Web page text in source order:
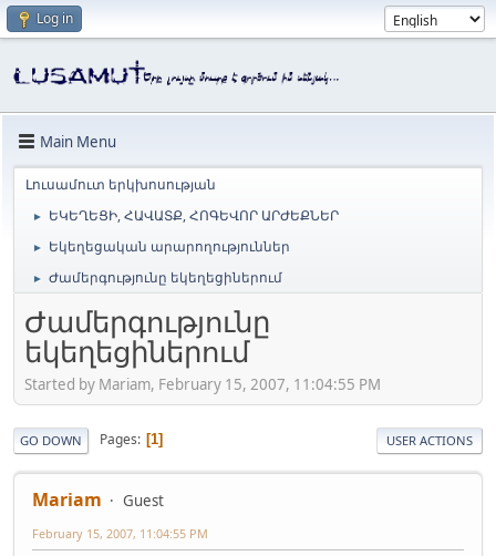
Log in
Main Menu
Լուսամուտ երկխոսության
► ԵԿԵՂԵՑԻ, ՀԱՎԱՏՔ, ՀՈԳԵՎՈՐ ԱՐԺԵՔՆԵՐ
► Եկեղեցական արարողություններ
► Ժամերգությունը եկեղեցիներում
Ժամերգությունը
եկեղեցիներում
Started by Mariam, February 15, 2007, 11:04:55 PM
GO DOWN Pages 1 USER ACTIONS
Mariam Guest
February 15, 2007, 11:04:55 PM